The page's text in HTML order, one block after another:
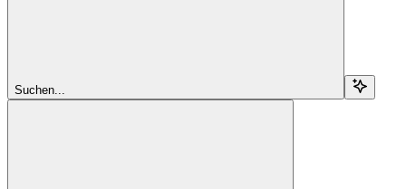
Suchen...